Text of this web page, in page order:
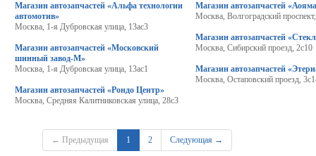
Магазин автозапчастей «Альфа технологии
автомотив»
Москва, 1-я Дубровская улица, 13ас3
Магазин автозапчастей «Московский
шинный завод-М»
Москва, 1-я Дубровская улица, 13ас1
Магазин автозапчастей «Рондо Центр»
Москва, Средняя Калитниковская улица, 28с3
Магазин автозапчастей
Москва, Волгоградский
Магазин автозапчастей
Москва, Сибирский проезд, 2с10
Магазин автозапчастей
Москва, Остаповский проезд,
← Предыдущая 1 2 Следующая →